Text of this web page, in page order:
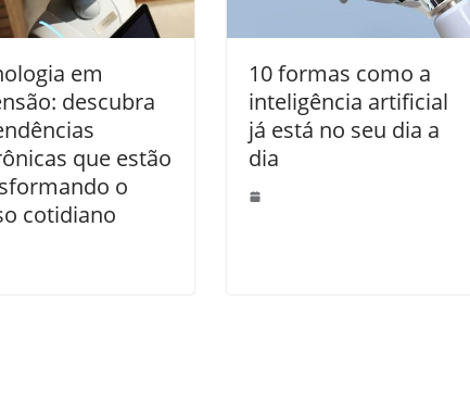
em
descubra
que estão
o
cotidiano
10 formas como a
inteligência artificial
já está no seu dia a
dia